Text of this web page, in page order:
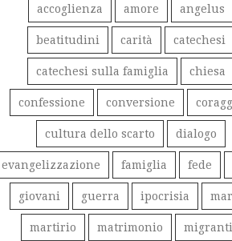
accoglienza amore angelus
beatitudini carità catechesi
catechesi sulla famiglia chiesa
confessione conversione
cultura dello scarto dialogo
evangelizzazione famiglia fede
giovani guerra ipocrisia
martirio matrimonio migranti